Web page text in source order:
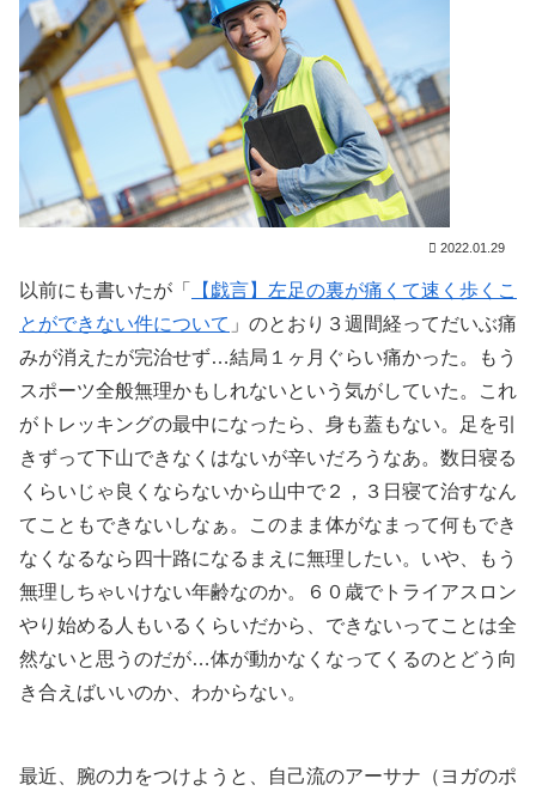
2022.01.29
以前にも書いたが「
【戯言】左足の裏が痛くて速く歩くこ
とができない件について 」のとおり３週間経ってだいぶ痛
みが消えたが完治せず…結局１ヶ月ぐらい痛かった。もう
スポーツ全般無理かもしれないという気がしていた。これ
がトレッキングの最中になったら、身も蓋もない。足を引
きずって下山できなくはないが辛いだろうなあ。数日寝る
くらいじゃ良くならないから山中で２，３日寝て治すなん
てこともできないしなぁ。このまま体がなまって何もでき
なくなるなら四十路になるまえに無理したい。いや、もう
無理しちゃいけない年齢なのか。６０歳でトライアスロン
やり始める人もいるくらいだから、できないってことは全
然ないと思うのだが…体が動かなくなってくるのとどう向
き合えばいいのか、わからない。
最近、腕の力をつけようと、自己流のアーサナ（ヨガのポ